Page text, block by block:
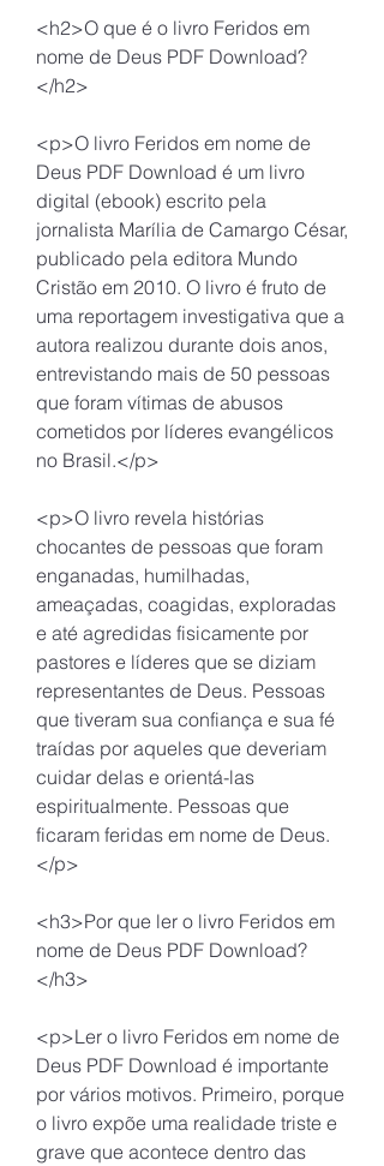
<h2>O que é o livro Feridos em
nome de Deus PDF Download?
</h2>
<p>O livro Feridos em nome de
Deus PDF Download é um livro
digital (ebook) escrito pela
jornalista Marília de Camargo César,
publicado pela editora Mundo
Cristão em 2010. O livro é fruto de
uma reportagem investigativa que a
autora realizou durante dois anos,
entrevistando mais de 50 pessoas
que foram vítimas de abusos
cometidos por líderes evangélicos
no Brasil.</p>
<p>O livro revela histórias
chocantes de pessoas que foram
enganadas, humilhadas,
ameaçadas, coagidas, exploradas
e até agredidas fisicamente por
pastores e líderes que se diziam
representantes de Deus. Pessoas
que tiveram sua confiança e sua fé
traídas por aqueles que deveriam
cuidar delas e orientá-las
espiritualmente. Pessoas que
ficaram feridas em nome de Deus.
</p>
<h3>Por que ler o livro Feridos em
nome de Deus PDF Download?
</h3>
<p>Ler o livro Feridos em nome de
Deus PDF Download é importante
por vários motivos. Primeiro, porque
o livro expõe uma realidade triste e
grave que acontece dentro das